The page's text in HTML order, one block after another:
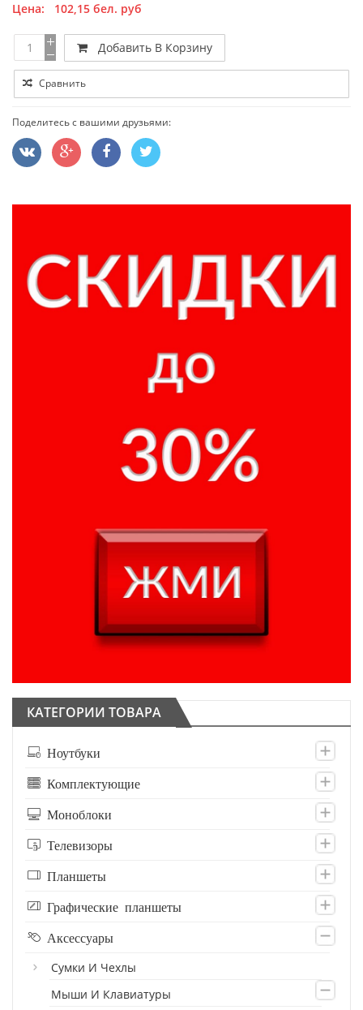
Цена: 102,15 бел. руб
Добавить В Корзину
Сравнить
Поделитесь с вашими друзьями:
КАТЕГОРИИ ТОВАРА
Ноутбуки
Комплектующие
Моноблоки
Телевизоры
Планшеты
Графические планшеты
Аксессуары
Сумки И Чехлы
Мыши И Клавиатуры